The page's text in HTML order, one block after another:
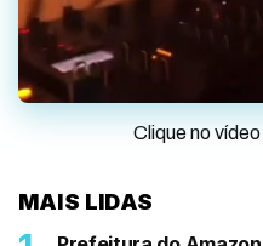
Clique no
MAIS LIDAS